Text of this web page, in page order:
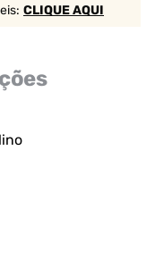
: CLIQUE AQUI